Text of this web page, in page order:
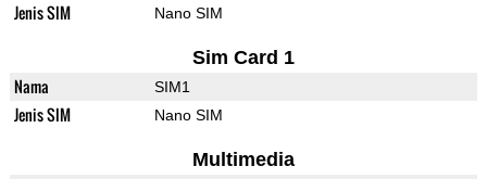
Jenis SIM Nano SIM
Sim Card 1
Nama SIM1
Jenis SIM Nano SIM
Multimedia